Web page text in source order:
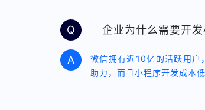
Q 企业为什么需要开发
A
微信拥有近10亿的活跃用户
助力，而且小程序开发成本